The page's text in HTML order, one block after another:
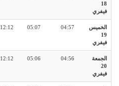
18
فيفري
الخميس
19
فيفري
04:57
05:07
12:12
الجمعة
20
فيفري
04:56
05:06
12:12